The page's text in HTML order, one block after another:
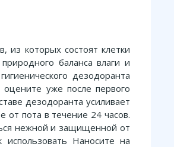
которых состоят клетки
баланса влаги и
дезодоранта
уже после первого
дезодоранта усиливает
от пота в течение 24 часов.
нежной и защищенной от
использовать Наносите на